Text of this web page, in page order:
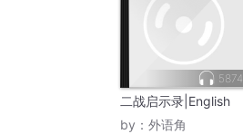
5874
二战启示录|English
by： 外语角